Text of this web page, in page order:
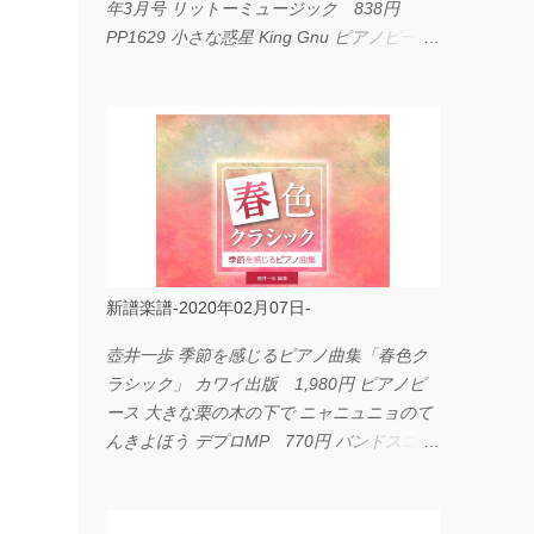
年3月号 リットーミュージック 838円
PP1629 小さな惑星 King Gnu ピアノピース
LOVE... Official髭男dism バンドピース フェ
アリー 825円
新譜楽譜-2020年02月07日-
壺井一歩 季節を感じるピアノ曲集「春色ク
ラシック」 カワイ出版 1,980円 ピアノピ
ース 大きな栗の木の下で ニャニュニョのて
んきよほう デプロMP 770円 バンドスコア